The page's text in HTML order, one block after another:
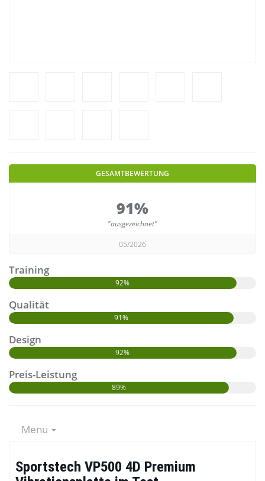
GESAMTBEWERTUNG
91%
"ausgezeichnet"
05/2026
Training
92%
Qualität
91%
Design
92%
Preis-Leistung
89%
Menu
Sportstech VP500 4D Premium